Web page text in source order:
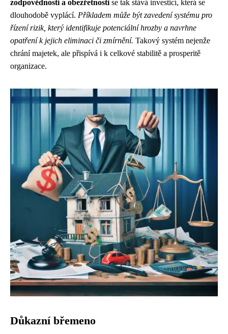
zodpovědnosti a obezřetnosti se tak stává investicí, která se
dlouhodobě vyplácí. Příkladem může být zavedení systému pro
řízení rizik, který identifikuje potenciální hrozby a navrhne
opatření k jejich eliminaci či zmírnění. Takový systém nejenže
chrání majetek, ale přispívá i k celkové stabilitě a prosperitě
organizace.
Důkazní břemeno